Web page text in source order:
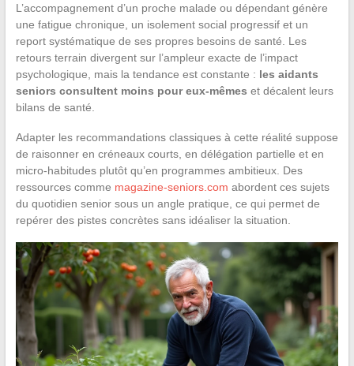
L’accompagnement d’un proche malade ou dépendant génère
une fatigue chronique, un isolement social progressif et un
report systématique de ses propres besoins de santé. Les
retours terrain divergent sur l’ampleur exacte de l’impact
psychologique, mais la tendance est constante : les aidants
seniors consultent moins pour eux-mêmes et décalent leurs
bilans de santé.
Adapter les recommandations classiques à cette réalité suppose
de raisonner en créneaux courts, en délégation partielle et en
micro-habitudes plutôt qu’en programmes ambitieux. Des
ressources comme magazine-seniors.com abordent ces sujets
du quotidien senior sous un angle pratique, ce qui permet de
repérer des pistes concrètes sans idéaliser la situation.